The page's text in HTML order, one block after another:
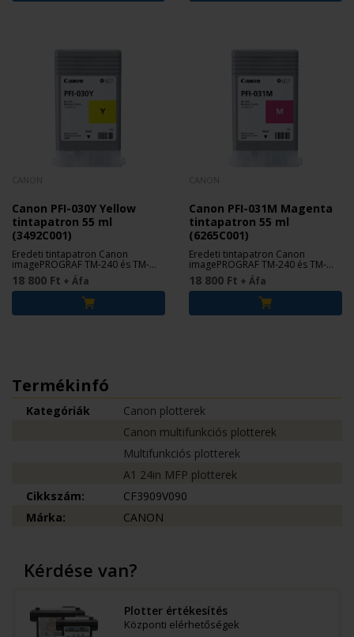
Canon PFI-030Y Yellow
tintapatron 55 ml
(3492C001)
Eredeti tintapatron Canon
imagePROGRAF TM-240 és TM-
340 nyomtatókhoz.
18 800 Ft + Áfa
Canon PFI-031M Magenta
tintapatron 55 ml
(6265C001)
Eredeti tintapatron Canon
imagePROGRAF TM-240 és TM-
340 nyomtatókhoz.
18 800 Ft + Áfa
Termékinfó
Kategóriák
Canon plotterek
Canon multifunkciós plotterek
Multifunkciós plotterek
A1 24in MFP plotterek
Cikkszám:
CF3909V090
Márka:
CANON
Kérdése van?
Plotter értékesítés
Központi elérhetőségek